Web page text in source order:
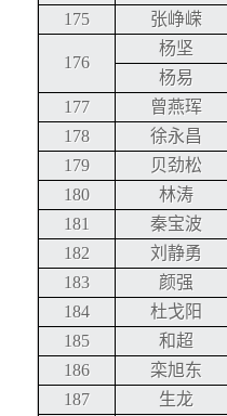
175
张峥嵘
176
杨坚
杨易
177
曾燕珲
178
徐永昌
179
贝劲松
180
林涛
181
秦宝波
182
刘静勇
183
颜强
184
杜戈阳
185
和超
186
栾旭东
187
生龙